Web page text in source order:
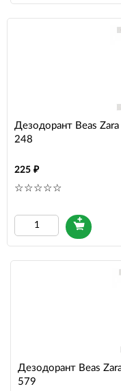
Дезодорант Beas
248
225
Дезодорант Beas
579